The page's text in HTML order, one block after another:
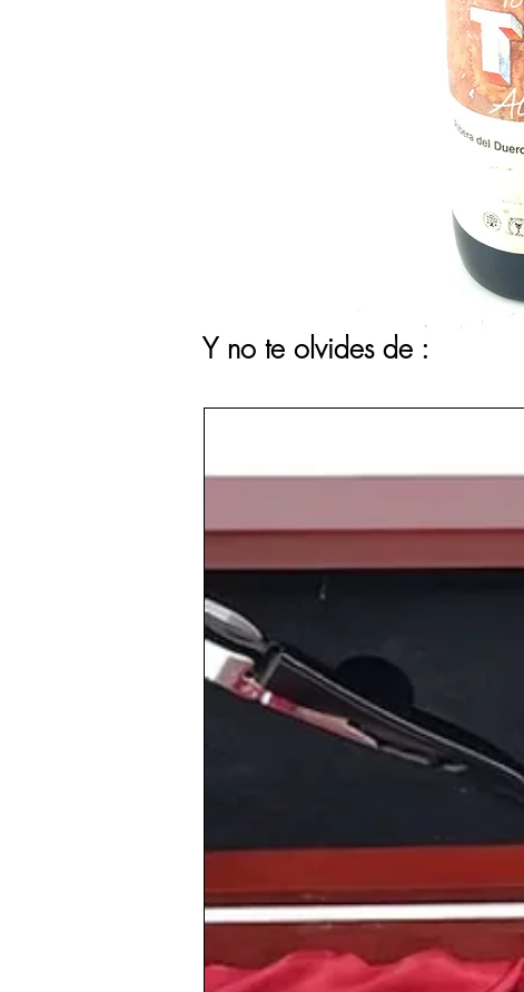
Y no te olvides de :